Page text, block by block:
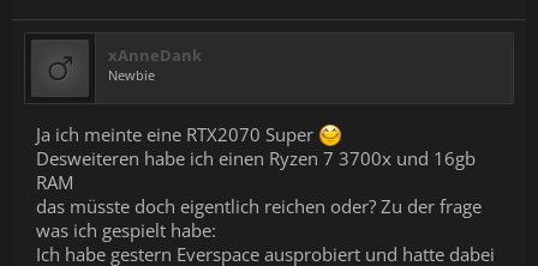
xAnneDank
Newbie
Ja ich meinte eine RTX2070 Super
Desweiteren habe ich einen Ryzen 7 3700x und 16gb
RAM
das müsste doch eigentlich reichen oder? Zu der frage
was ich gespielt habe:
Ich habe gestern Everspace ausprobiert und hatte dabei